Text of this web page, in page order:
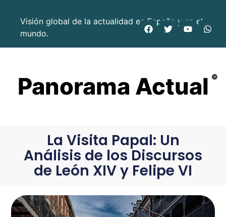
Visión global de la actualidad en España y en el
mundo.
Panorama Actual ©
La Visita Papal: Un
Análisis de los Discursos
de León XIV y Felipe VI